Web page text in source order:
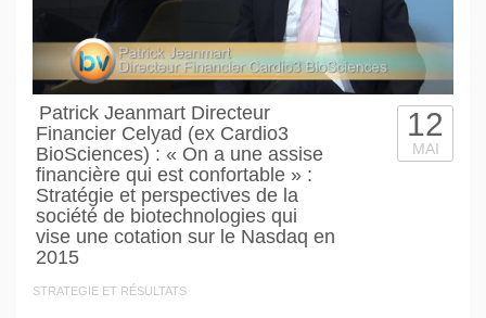
Patrick Jeanmart Directeur
Financier Celyad (ex Cardio3
BioSciences) : « On a une assise
financière qui est confortable » :
Stratégie et perspectives de la
société de biotechnologies qui
vise une cotation sur le Nasdaq en
2015
STRATEGIE ET RÉSULTATS
12
MAI